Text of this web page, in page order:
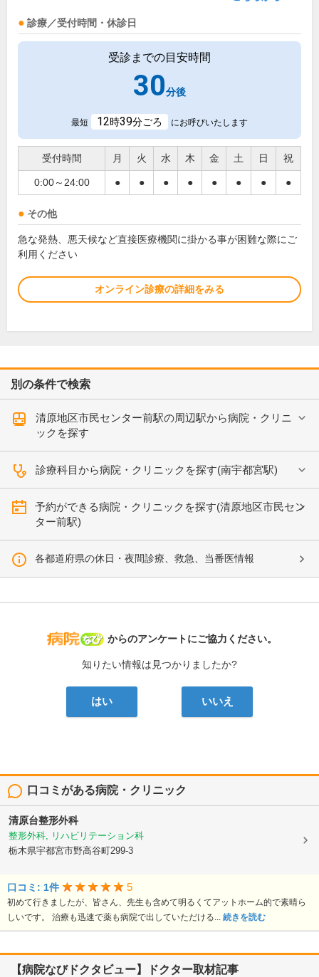
診療／受付時間・休診日
受診までの目安時間
30分後
最短 12時39分ごろ にお呼びいたします
受付時間 月 火 水 木 金 土 日 祝
0:00～24:00 ● ● ● ● ● ● ● ●
その他
急な発熱、悪天候など直接医療機関に掛かる事が困難な際にご
利用ください
オンライン診療の詳細をみる
別の条件で検索
清原地区市民センター前駅の周辺駅から病院・クリニ
ックを探す
診療科目から病院・クリニックを探す(南宇都宮駅)
予約ができる病院・クリニックを探す(清原地区市民セン
ター前駅)
各都道府県の休日・夜間診療、救急、当番医情報
病院なび
からのアンケートにご協力ください。
知りたい情報は見つかりましたか?
はい いいえ
口コミがある病院・クリニック
清原台整形外科
整形外科, リハビリテーション科
栃木県宇都宮市野高谷町299-3
口コミ: 1件 5
初めて行きましたが、皆さん、先生も含めて明るくてアットホーム的で素晴ら
しいです。 治療も迅速で薬も病院で出していただける... 続きを読む
【病院なびドクタビュー】ドクター取材記事